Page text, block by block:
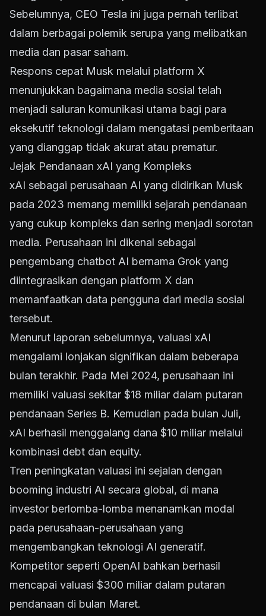
Sebelumnya, CEO Tesla ini juga pernah terlibat
dalam berbagai polemik serupa yang melibatkan
media dan pasar saham.
Respons cepat Musk melalui platform X
menunjukkan bagaimana media sosial telah
menjadi saluran komunikasi utama bagi para
eksekutif teknologi dalam mengatasi pemberitaan
yang dianggap tidak akurat atau prematur.
Jejak Pendanaan xAI yang Kompleks
xAI sebagai perusahaan AI yang didirikan Musk
pada 2023 memang memiliki sejarah pendanaan
yang cukup kompleks dan sering menjadi sorotan
media. Perusahaan ini dikenal sebagai
pengembang chatbot AI bernama Grok yang
diintegrasikan dengan platform X dan
memanfaatkan data pengguna dari media sosial
tersebut.
Menurut laporan sebelumnya, valuasi xAI
mengalami lonjakan signifikan dalam beberapa
bulan terakhir. Pada Mei 2024, perusahaan ini
memiliki valuasi sekitar $18 miliar dalam putaran
pendanaan Series B. Kemudian pada bulan Juli,
xAI berhasil menggalang dana $10 miliar melalui
kombinasi debt dan equity.
Tren peningkatan valuasi ini sejalan dengan
booming industri AI secara global, di mana
investor berlomba-lomba menanamkan modal
pada perusahaan-perusahaan yang
mengembangkan teknologi AI generatif.
Kompetitor seperti OpenAI bahkan berhasil
mencapai valuasi $300 miliar dalam putaran
pendanaan di bulan Maret.